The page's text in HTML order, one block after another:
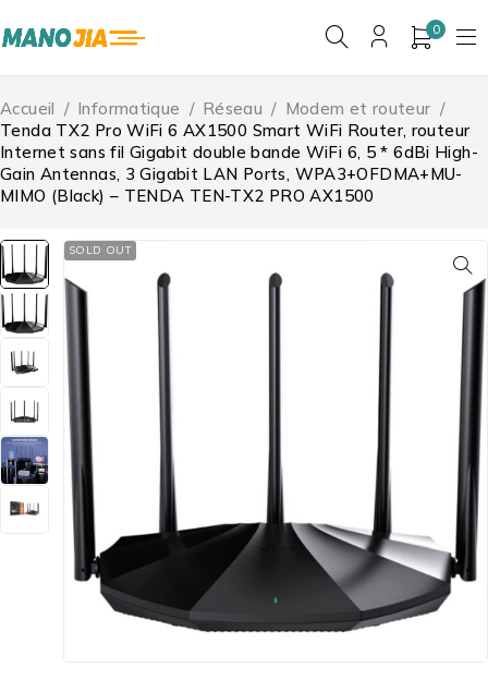
0
Accueil / Informatique / Réseau / Modem et routeur /
Tenda TX2 Pro WiFi 6 AX1500 Smart WiFi Router, routeur
Internet sans fil Gigabit double bande WiFi 6, 5 * 6dBi High-
Gain Antennas, 3 Gigabit LAN Ports, WPA3+OFDMA+MU-
MIMO (Black) – TENDA TEN-TX2 PRO AX1500
SOLD OUT